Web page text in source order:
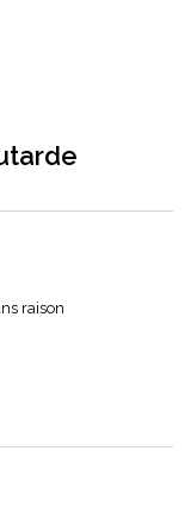
raison